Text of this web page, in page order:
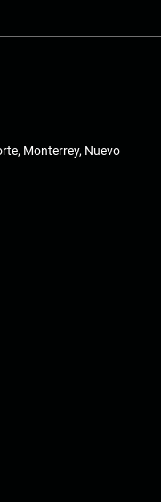
Monterrey, Nuevo